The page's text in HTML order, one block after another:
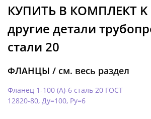
КУПИТЬ В КОМПЛЕКТ
другие детали
стали 20
ФЛАНЦЫ / см. весь раздел
Фланец 1-100 (А)-6 сталь 20 ГОСТ
12820-80, Ду=100, Ру=6